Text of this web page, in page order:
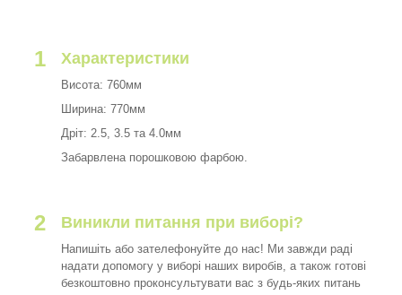
1 Характеристики
Висота: 760мм
Ширина: 770мм
Дріт: 2.5, 3.5 та 4.0мм
Забарвлена порошковою фарбою.
2 Виникли питання при виборі?
Напишіть або зателефонуйте до нас! Ми завжди раді
надати допомогу у виборі наших виробів, а також готові
безкоштовно проконсультувати вас з будь-яких питань